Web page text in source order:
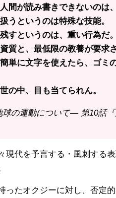
間が読み書きできないのは
うというのは特殊な技能。
すというのは、重い行為だ。
質と、最低限の教養が要求さ
単に文字を使えたら、ゴミ
の中、目も当てられん。
の運動について― 第10話『
代を予言する・風刺する
たオクジーに対し、否定的